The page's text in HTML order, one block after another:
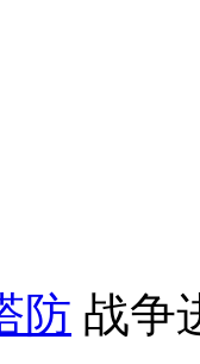
防 战争